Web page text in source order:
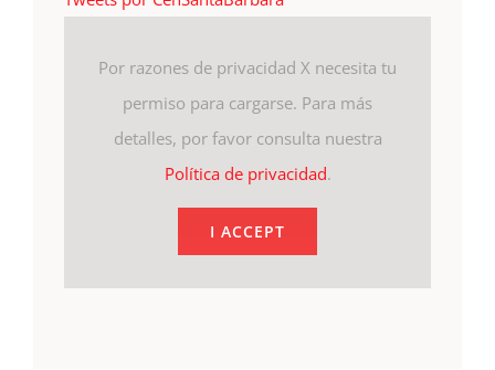
Por razones de privacidad X necesita tu
permiso para cargarse. Para más
detalles, por favor consulta nuestra
Política de privacidad.
I ACCEPT